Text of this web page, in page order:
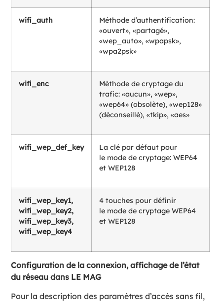
wifi_auth
Méthode d’authentification:
«ouvert», «partagé»,
«wep_auto», «wpapsk»,
«wpa2psk»
wifi_enc
Méthode de cryptage du
trafic: «aucun», «wep»,
«wep64» (obsolète), «wep128»
(déconseillé), «tkip», «aes»
wifi_wep_def_key
La clé par défaut pour
le mode de cryptage: WEP64
et WEP128
wifi_wep_key1,
wifi_wep_key2,
wifi_wep_key3,
wifi_wep_key4
4 touches pour définir
le mode de cryptage WEP64
et WEP128
Configuration de la connexion, affichage de l’état
du réseau dans LE MAG
Pour la description des paramètres d’accès sans fil,